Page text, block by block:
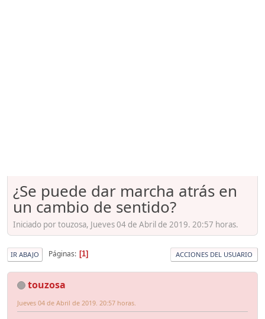
¿Se puede dar marcha atrás en
un cambio de sentido?
Iniciado por touzosa, Jueves 04 de Abril de 2019. 20:57 horas.
IR ABAJO Páginas 1 ACCIONES DEL USUARIO
touzosa
Jueves 04 de Abril de 2019. 20:57 horas.